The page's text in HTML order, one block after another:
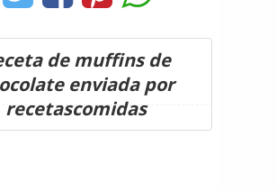
de muffins de
enviada por
recetascomidas